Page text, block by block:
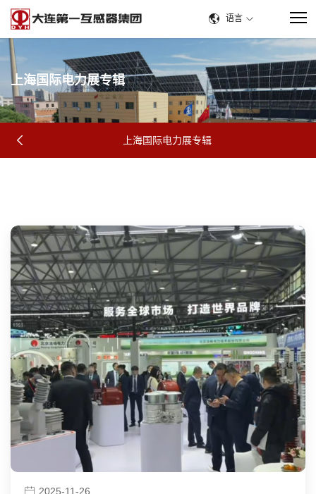
语言
上海国际电力展专辑
上海国际电力展专辑
2025-11-26